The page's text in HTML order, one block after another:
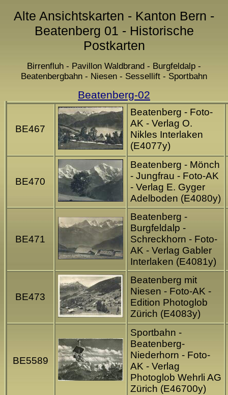
Alte Ansichtskarten - Kanton Bern -
Beatenberg 01 - Historische
Postkarten
Birrenfluh - Pavillon Waldbrand - Burgfeldalp -
Beatenbergbahn - Niesen - Sessellift - Sportbahn
Beatenberg-02
BE467
Beatenberg - Foto-
AK - Verlag O.
Nikles Interlaken
(E4077y)
BE470
Beatenberg - Mönch
- Jungfrau - Foto-AK
- Verlag E. Gyger
Adelboden (E4080y)
BE471
Beatenberg -
Burgfeldalp -
Schreckhorn - Foto-
AK - Verlag Gabler
Interlaken (E4081y)
BE473
Beatenberg mit
Niesen - Foto-AK -
Edition Photoglob
Zürich (E4083y)
BE5589
Sportbahn -
Beatenberg-
Niederhorn - Foto-
AK - Verlag
Photoglob Wehrli AG
Zürich (E46700y)